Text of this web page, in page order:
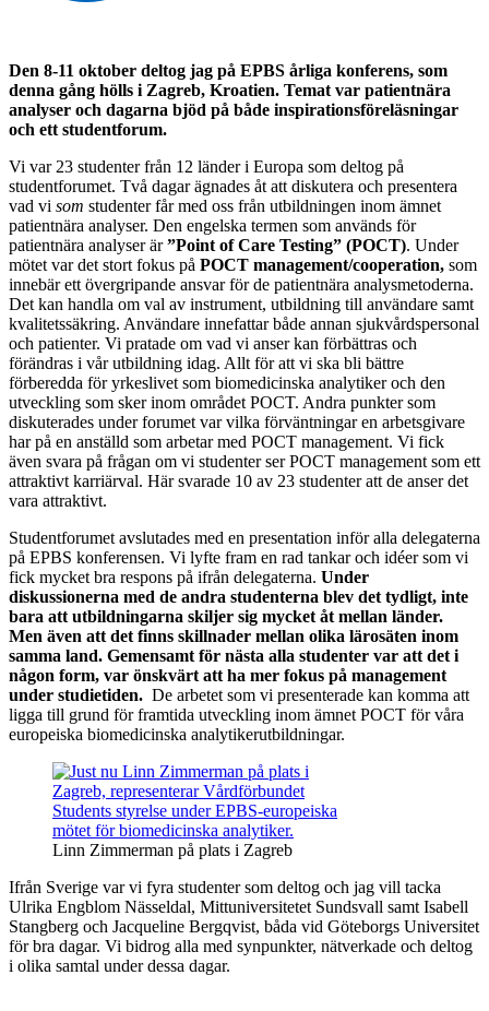
Den 8-11 oktober deltog jag på EPBS årliga konferens, som
denna gång hölls i Zagreb, Kroatien. Temat var patientnära
analyser och dagarna bjöd på både inspirationsföreläsningar
och ett studentforum.
Vi var 23 studenter från 12 länder i Europa som deltog på
studentforumet. Två dagar ägnades åt att diskutera och presentera
vad vi som studenter får med oss från utbildningen inom ämnet
patientnära analyser. Den engelska termen som används för
patientnära analyser är”Point of Care Testing” (POCT). Under
mötet var det stort fokus på POCT management/cooperation, som
innebär ett övergripande ansvar för de patientnära analysmetoderna.
Det kan handla om val av instrument, utbildning till användare samt
kvalitetssäkring. Användare innefattar både annan sjukvårdspersonal
och patienter. Vi pratade om vad vi anser kan förbättras och
förändras i vår utbildning idag. Allt för att vi ska bli bättre
förberedda för yrkeslivet som biomedicinska analytiker och den
utveckling som sker inom området POCT. Andra punkter som
diskuterades under forumet var vilka förväntningar en arbetsgivare
har på en anställd som arbetar med POCT management. Vi fick
även svara på frågan om vi studenter ser POCT management som ett
attraktivt karriärval. Här svarade 10 av 23 studenter att de anser det
vara attraktivt.
Studentforumet avslutades med en presentation inför alla delegaterna
på EPBS konferensen. Vi lyfte fram en rad tankar och idéer som vi
fick mycket bra respons på ifrån delegaterna. Under
diskussionerna med de andra studenterna blev det tydligt, inte
bara att utbildningarna skiljer sig mycket åt mellan länder.
Men även att det finns skillnader mellan olika lärosäten inom
samma land. Gemensamt för nästa alla studenter var att det i
någon form, var önskvärt att ha mer fokus på management
under studietiden. De arbetet som vi presenterade kan komma att
ligga till grund för framtida utveckling inom ämnet POCT för våra
europeiska biomedicinska analytikerutbildningar.
Linn Zimmerman på plats i Zagreb
Ifrån Sverige var vi fyra studenter som deltog och jag vill tacka
Ulrika Engblom Nässeldal, Mittuniversitetet Sundsvall samt Isabell
Stangberg och Jacqueline Bergqvist, båda vid Göteborgs Universitet
för bra dagar. Vi bidrog alla med synpunkter, nätverkade och deltog
i olika samtal under dessa dagar.